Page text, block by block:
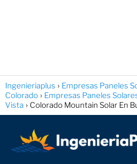
Ingenieriaplus
Empresas Paneles
Colorado
Empresas Paneles
Vista
Colorado Mountain Solar En